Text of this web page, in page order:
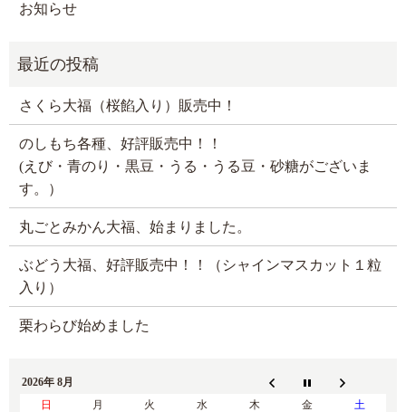
お知らせ
さくら大福（桜餡入り）販売中！
のしもち各種、好評販売中！！
(えび・青のり・黒豆・うる・うる豆・砂糖がございま
す。）
丸ごとみかん大福、始まりました。
ぶどう大福、好評販売中！！（シャインマスカット１粒
入り）
栗わらび始めました
2026年 8月
日
月 火 水 木 金
土